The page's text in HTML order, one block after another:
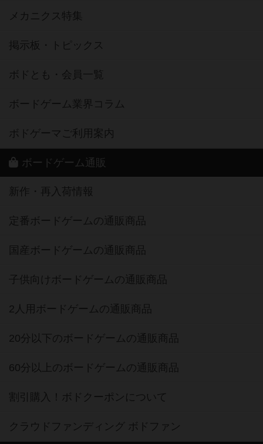
メカニクス特集
掲示板・トピックス
ボドとも・会員一覧
ボードゲーム業界コラム
ボドゲーマご利用案内
ボードゲーム通販
新作・再入荷情報
定番ボードゲームの通販商品
国産ボードゲームの通販商品
子供向けボードゲームの通販商品
2人用ボードゲームの通販商品
20分以下のボードゲームの通販商品
60分以上のボードゲームの通販商品
割引購入！ボドクーポンについて
クラウドファンディング ボドファン